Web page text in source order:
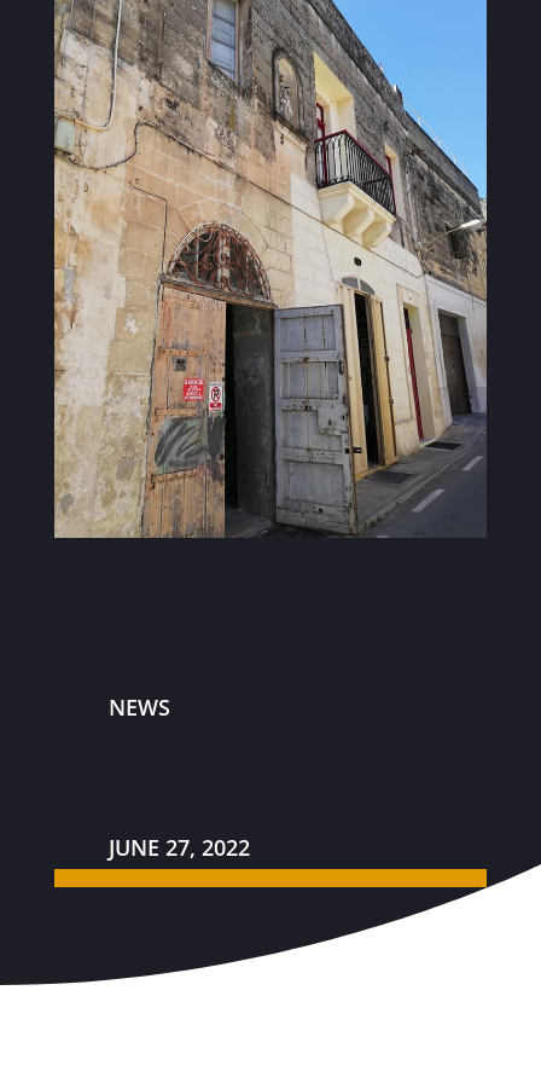
NEWS
JUNE 27, 2022